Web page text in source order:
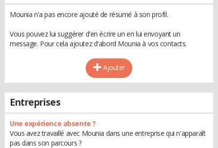
Mounia n'a pas encore ajouté de résumé à son profil.
Vous pouvez lui suggérer d'en écrire un en lui envoyant un
message. Pour cela ajoutez d'abord Mounia à vos contacts.
Ajouter
Entreprises
Une expérience absente ?
Vous avez travaillé avec Mounia dans une entreprise qui n'apparaît
pas dans son parcours ?